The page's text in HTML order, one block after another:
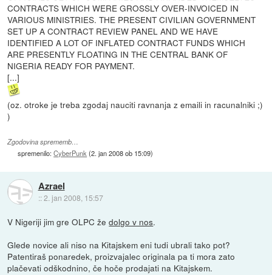
CONTRACTS WHICH WERE GROSSLY OVER-INVOICED IN
VARIOUS MINISTRIES. THE PRESENT CIVILIAN GOVERNMENT
SET UP A CONTRACT REVIEW PANEL AND WE HAVE
IDENTIFIED A LOT OF INFLATED CONTRACT FUNDS WHICH
ARE PRESENTLY FLOATING IN THE CENTRAL BANK OF
NIGERIA READY FOR PAYMENT.
[...]
(oz. otroke je treba zgodaj nauciti ravnanja z emaili in racunalniki ;)
)
Zgodovina sprememb…
spremenilo:CyberPunk (2. jan 2008 ob 15:09)
Azrael
::2. jan 2008, 15:57
V Nigeriji jim gre OLPC žedolgo v nos.
Glede novice ali niso na Kitajskem eni tudi ubrali tako pot?
Patentiraš ponaredek, proizvajalec originala pa ti mora zato
plačevati odškodnino, če hoče prodajati na Kitajskem.